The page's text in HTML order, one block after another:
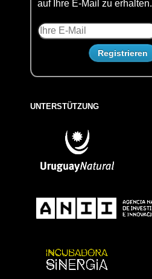
auf Ihre E-Mail zu erhalten.
UNTERSTÜTZUNG